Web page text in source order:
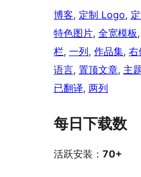
博客, 定制 Logo,
特色图片, 全宽模板,
栏, 一列, 作品集, 右
语言, 置顶文章, 主
已翻译, 两列
每日下载数
活跃安装： 70+